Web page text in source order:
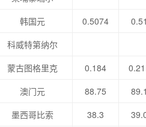
韩国元
0.5074
科威特第纳尔
蒙古图格里克
0.184
澳门元
88.75
墨西哥比索
38.3